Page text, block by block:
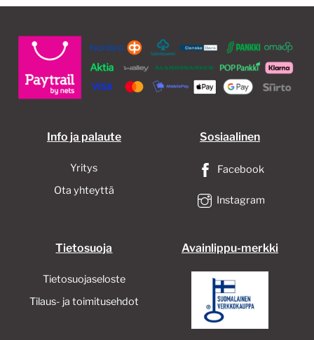
Info ja palaute
Yritys
Ota yhteyttä
Sosiaalinen
Facebook
Instagram
Tietosuoja
Tietosuojaseloste
Tilaus- ja toimitusehdot
Avainlippu-merkki